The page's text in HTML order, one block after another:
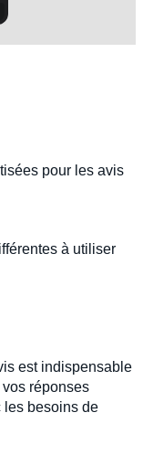
pour les avis
à utiliser
est indispensable
réponses
les besoins de